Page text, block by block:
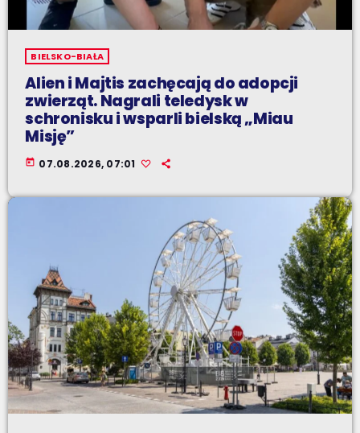
BIELSKO-BIAŁA
Alien i Majtis zachęcają do adopcji
zwierząt. Nagrali teledysk w
schronisku i wsparli bielską „Miau
Misję”
today 07.08.2026, 07:01